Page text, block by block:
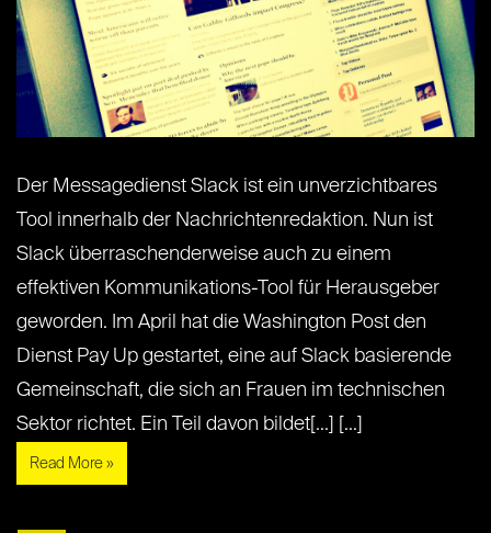
Der Messagedienst Slack ist ein unverzichtbares
Tool innerhalb der Nachrichtenredaktion. Nun ist
Slack überraschenderweise auch zu einem
effektiven Kommunikations-Tool für Herausgeber
geworden. Im April hat die Washington Post den
Dienst Pay Up gestartet, eine auf Slack basierende
Gemeinschaft, die sich an Frauen im technischen
Sektor richtet. Ein Teil davon bildet[...] [...]
Read More »